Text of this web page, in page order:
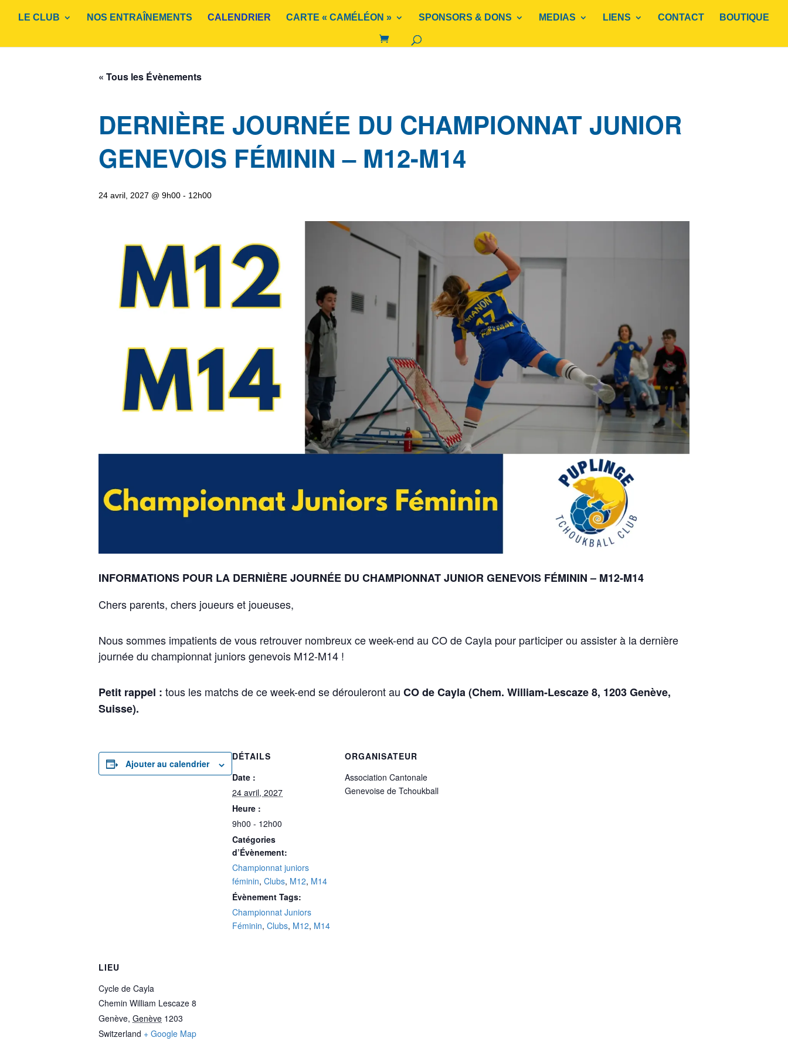
LE CLUB NOS ENTRAÎNEMENTS CALENDRIER CARTE « CAMÉLÉON » SPONSORS & DONS MEDIAS LIENS CONTACT BOUTIQUE
« Tous les Évènements
DERNIÈRE JOURNÉE DU CHAMPIONNAT JUNIOR
GENEVOIS FÉMININ – M12-M14
24 avril, 2027 @ 9h00 - 12h00
INFORMATIONS POUR LA DERNIÈRE JOURNÉE DU CHAMPIONNAT JUNIOR GENEVOIS FÉMININ – M12-M14
Chers parents, chers joueurs et joueuses,
Nous sommes impatients de vous retrouver nombreux ce week-end au CO de Cayla pour participer ou assister à la dernière
journée du championnat juniors genevois M12-M14 !
Petit rappel : tous les matchs de ce week-end se dérouleront au CO de Cayla (Chem. William-Lescaze 8, 1203 Genève,
Suisse).
Ajouter au calendrier
DÉTAILS
Date :
24 avril, 2027
Heure :
9h00 - 12h00
Catégories
d’Évènement:
Championnat juniors
féminin, Clubs, M12, M14
Évènement Tags:
Championnat Juniors
Féminin, Clubs, M12, M14
ORGANISATEUR
Association Cantonale
Genevoise de Tchoukball
LIEU
Cycle de Cayla
Chemin William Lescaze 8
Genève, Genève 1203
Switzerland + Google Map